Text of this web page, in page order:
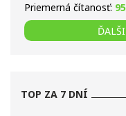
Priemerná čítanosť:
TOP ZA 7 DNÍ